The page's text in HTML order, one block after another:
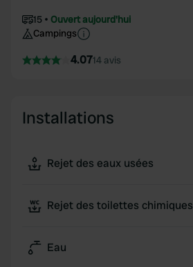
15
Ouvert aujourd'hui
Campings
4.0714 avis
Installations
Rejet des eaux usées
Rejet des toilettes chimiques
Eau